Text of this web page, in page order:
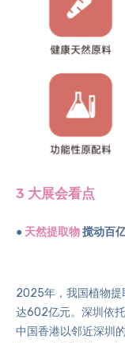
3 大展会看点
● 天然提取物搅动百
2025年，我国植物提
达602亿元。深圳依
中国香港以邻近深圳